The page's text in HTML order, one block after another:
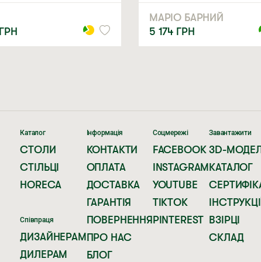
ГРН
МАРІО БАРНИЙ
5 174 ГРН
Каталог
СТОЛИ
СТІЛЬЦІ
HORECA
Співпраця
ДИЗАЙНЕРАМ
ДИЛЕРАМ
Інформація
КОНТАКТИ
ОПЛАТА
ДОСТАВКА
ГАРАНТІЯ
ПОВЕРНЕННЯ
ПРО НАС
БЛОГ
Соцмережі
FACEBOOK
INSTAGRAM
YOUTUBE
TIKTOK
PINTEREST
Завантажити
3D-
КАТАЛОГ
ВЗІРЦІ
СКЛАД